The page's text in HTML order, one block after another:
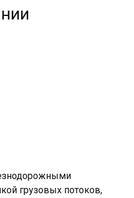
грузовых потоков,